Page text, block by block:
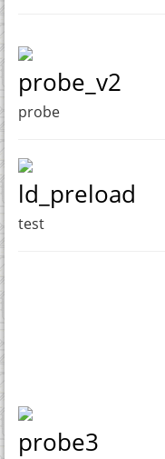
probe_v2
probe
ld_preload
test
probe3